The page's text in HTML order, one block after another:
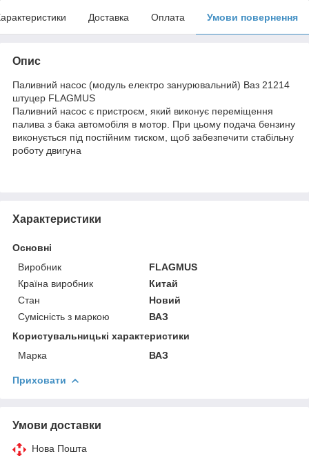
Доставка Оплата Умови повернення
Опис
Паливний насос (модуль електро занурювальний) Ваз 21214
штуцер FLAGMUS
Паливний насос є пристроєм, який виконує переміщення
палива з бака автомобіля в мотор. При цьому подача бензину
виконується під постійним тиском, щоб забезпечити стабільну
роботу двигуна
Характеристики
Основні
Виробник
FLAGMUS
Країна виробник
Китай
Стан
Новий
Сумісність з маркою
ВАЗ
Користувальницькі характеристики
Марка
ВАЗ
Приховати
Умови доставки
Нова Пошта